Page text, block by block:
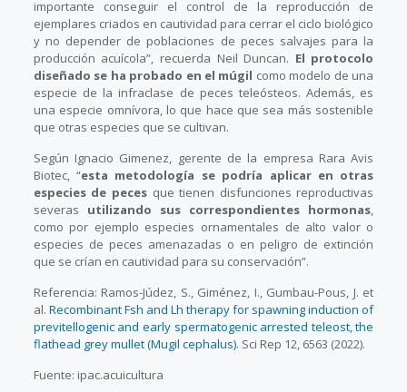
importante conseguir el control de la reproducción de
ejemplares criados en cautividad para cerrar el ciclo biológico
y no depender de poblaciones de peces salvajes para la
producción acuícola”, recuerda Neil Duncan. El protocolo
diseñado se ha probado en el múgil como modelo de una
especie de la infraclase de peces teleósteos. Además, es
una especie omnívora, lo que hace que sea más sostenible
que otras especies que se cultivan.
Según Ignacio Gimenez, gerente de la empresa Rara Avis
Biotec, “esta metodología se podría aplicar en otras
especies de pecesque tienen disfunciones reproductivas
severas utilizando sus correspondientes hormonas,
como por ejemplo especies ornamentales de alto valor o
especies de peces amenazadas o en peligro de extinción
que se crían en cautividad para su conservación”.
Referencia: Ramos-Júdez, S., Giménez, I., Gumbau-Pous, J. et
al. Recombinant Fsh and Lh therapy for spawning induction of
previtellogenic and early spermatogenic arrested teleost, the
flathead grey mullet (Mugil cephalus). Sci Rep 12, 6563 (2022).
Fuente: ipac.acuicultura